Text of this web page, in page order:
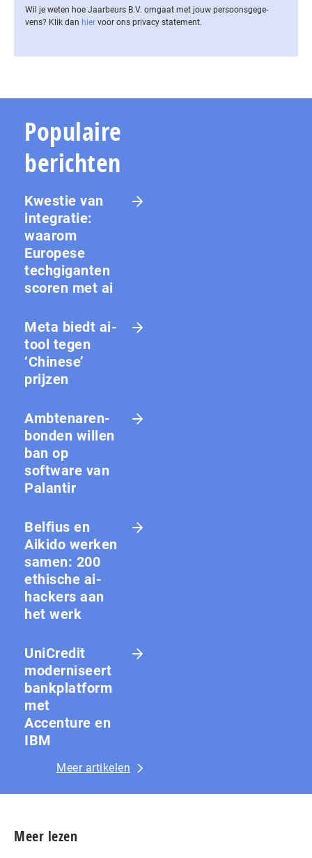
Wil je weten hoe Jaarbeurs B.V. omgaat met jouw per­soons­ge­ge­
vens? Klik dan hier voor ons privacy statement.
Populaire
berichten
Kwestie van
integratie:
waarom
Europese
techgiganten
scoren met ai
Meta biedt ai-
tool tegen
‘Chinese’
prijzen
Amb­te­na­ren­
bon­den willen
ban op
software van
Palantir
Belfius en
Aikido werken
samen: 200
ethische ai-
hackers aan
het werk
UniCredit
moderniseert
bankplatform
met
Accenture en
IBM
Meer artikelen
Meer lezen